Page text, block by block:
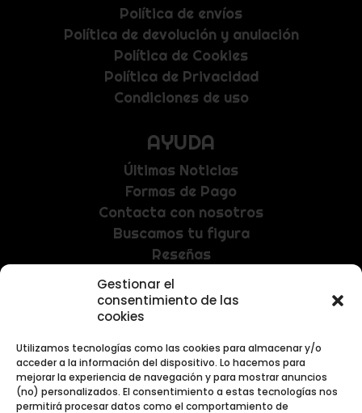
Gestionar el
consentimiento de las
cookies
Utilizamos tecnologías como las cookies para almacenar y/o
acceder a la información del dispositivo. Lo hacemos para
mejorar la experiencia de navegación y para mostrar anuncios
(no) personalizados. El consentimiento a estas tecnologías nos
permitirá procesar datos como el comportamiento de
Política de envíos
Política de devolución y anulación
Política de Cookies
Política de Privacidad
Condiciones de uso
AYUDA
Últimas Noticias
Formas de Pago
Contacta con nosotros
Buscamos tu figura
Reseñas
NEWSLETTER
Recibe las últimas noticias y promociones
exclusivas.